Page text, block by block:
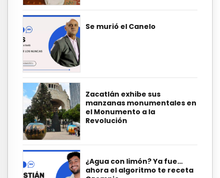
Se murió el Canelo
Zacatlán exhibe sus
manzanas monumentales en
el Monumento a la
Revolución
¿Agua con limón? Ya fue…
ahora el algoritmo te receta